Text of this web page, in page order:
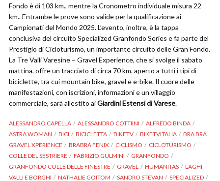
Fondo è di 103 km., mentre la Cronometro individuale misura 22
km.. Entrambe le prove sono valide per la qualificazione ai
Campionati del Mondo 2025. L’evento, inoltre, è la tappa
conclusiva del circuito Specialized Granfondo Series e fa parte del
Prestigio di Cicloturismo, un importante circuito delle Gran Fondo.
La Tre Valli Varesine – Gravel Experience, che si svolge il sabato
mattina, offre un tracciato di circa 70 km. aperto a tutti i tipi di
biciclette, tra cui mountain bike, gravel e e-bike. Il cuore delle
manifestazioni, con iscrizioni, informazioni e un villaggio
commerciale, sarà allestito aiGiardini Estensi di Varese.
ALESSANDRO CAPELLA ALESSANDRO COTTIINI
ALFREDO BINDA
ASTRA WOMAN
BICI BICICLETTA BIKETV BIKETVITALIA
BRA BRA
GRAVEL XPERIENCE
BRABRA FENIX CICLISMO
CICLOTURISMO
COLLE DEL SESTRIERE
FABRIZIO GULMINI
GRANFONDO
GRANFONDO COLLE DELLE FINESTRE
GRAVEL HUMANITAS
LAGHI
VALLI E BORGHI
NATHALIE GOITOM SANDRO STEVAN
SPECIALIZED